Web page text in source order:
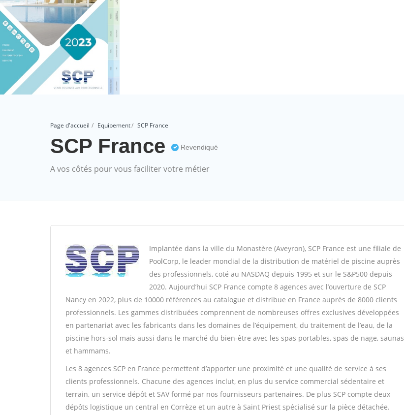
Page d'accueil Equipement SCP France
SCP France Revendiqué
A vos côtés pour vous faciliter votre métier
Implantée dans la ville du Monastère (Aveyron), SCP France est une filiale de
PoolCorp, le leader mondial de la distribution de matériel de piscine auprès
des professionnels, coté au NASDAQ depuis 1995 et sur le S&P500 depuis
2020. Aujourd’hui SCP France compte 8 agences avec l’ouverture de SCP
Nancy en 2022, plus de 10000 références au catalogue et distribue en France auprès de 8000 clients
professionnels. Les gammes distribuées comprennent de nombreuses offres exclusives développées
en partenariat avec les fabricants dans les domaines de l’équipement, du traitement de l’eau, de la
piscine hors-sol mais aussi dans le marché du bien-être avec les spas portables, spas de nage, saunas
et hammams.
Les 8 agences SCP en France permettent d’apporter une proximité et une qualité de service à ses
clients professionnels. Chacune des agences inclut, en plus du service commercial sédentaire et
terrain, un service dépôt et SAV formé par nos fournisseurs partenaires. De plus SCP compte deux
dépôts logistique un central en Corrèze et un autre à Saint Priest spécialisé sur la pièce détachée.